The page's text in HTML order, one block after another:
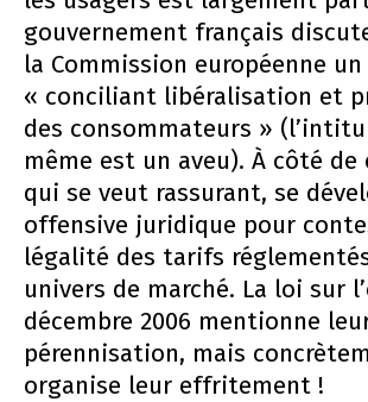
gouvernement français
la Commission européenne
« conciliant libéralisation et
des consommateurs »
même est un aveu). À côté de
qui se veut rassurant, se
offensive juridique pour
légalité des tarifs
univers de marché. La loi sur
décembre 2006 mentionne
pérennisation, mais
organise leur effritement !